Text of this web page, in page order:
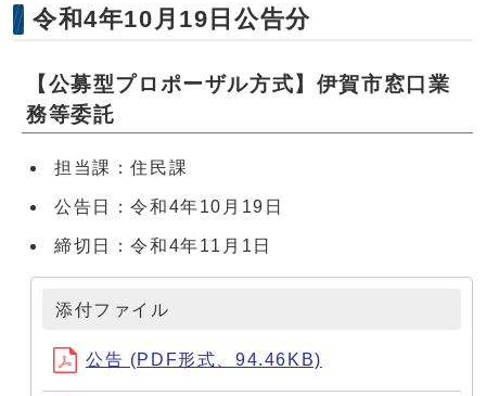
令和4年10月19日公告分
【公募型プロポーザル方式】伊賀市窓口業
務等委託
担当課：住民課
公告日：令和4年10月19日
締切日：令和4年11月1日
添付ファイル
公告 (PDF形式、94.46KB)